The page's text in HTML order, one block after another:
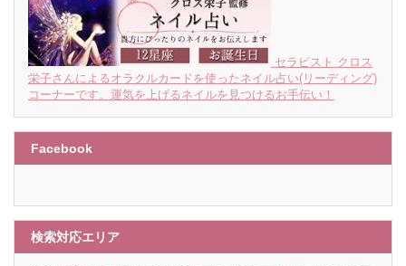
セラピスト クロス
栄子さんによるオラクルカードを使ったネイル占い(リーディング)
コーナーです。運気を上げるネイルを見つけるお手伝い！
Facebook
検索対応エリア